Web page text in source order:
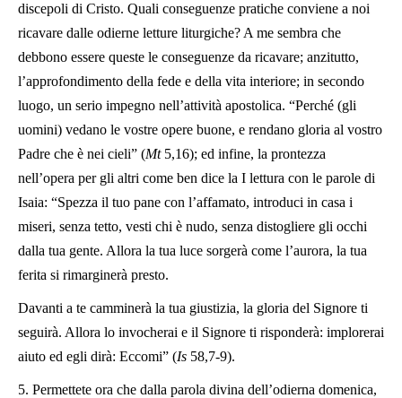
discepoli di Cristo. Quali conseguenze pratiche conviene a noi
ricavare dalle odierne letture liturgiche? A me sembra che
debbono essere queste le conseguenze da ricavare; anzitutto,
l’approfondimento della fede e della vita interiore; in secondo
luogo, un serio impegno nell’attività apostolica. “Perché (gli
uomini) vedano le vostre opere buone, e rendano gloria al vostro
Padre che è nei cieli” (Mt 5,16); ed infine, la prontezza
nell’opera per gli altri come ben dice la I lettura con le parole di
Isaia: “Spezza il tuo pane con l’affamato, introduci in casa i
miseri, senza tetto, vesti chi è nudo, senza distogliere gli occhi
dalla tua gente. Allora la tua luce sorgerà come l’aurora, la tua
ferita si rimarginerà presto.
Davanti a te camminerà la tua giustizia, la gloria del Signore ti
seguirà. Allora lo invocherai e il Signore ti risponderà: implorerai
aiuto ed egli dirà: Eccomi” (Is 58,7-9).
5. Permettete ora che dalla parola divina dell’odierna domenica,